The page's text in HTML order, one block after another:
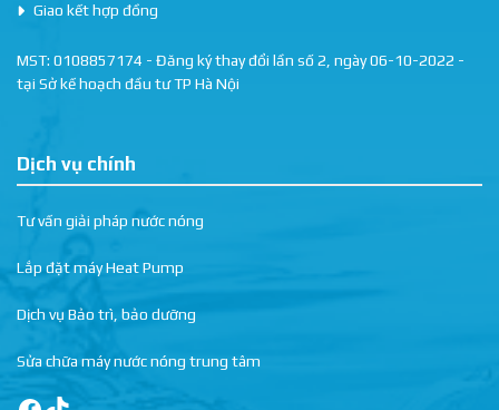
Giao kết hợp đồng
MST: 0108857174 - Đăng ký thay đổi lần số 2, ngày 06-10-2022 -
tại Sở kế hoạch đầu tư TP Hà Nội
Dịch vụ chính
Tư vấn giải pháp nước nóng
Lắp đặt máy Heat Pump
Dịch vụ Bảo trì, bảo dưỡng
Sửa chữa máy nước nóng trung tâm